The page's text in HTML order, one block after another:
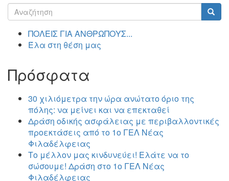
Φόρμα
αναζήτησης
ΠΟΛΕΙΣ ΓΙΑ ΑΝΘΡΩΠΟΥΣ...
Έλα στη θέση μας
Πρόσφατα
30 χιλιόμετρα την ώρα ανώτατο όριο της
πόλης: να μείνει και να επεκταθεί
Δράση οδικής ασφάλειας με περιβαλλοντικές
προεκτάσεις από το 1ο ΓΕΛ Νέας
Φιλαδέλφειας
Το μέλλον μας κινδυνεύει! Ελάτε να το
σώσουμε! Δράση στο 1ο ΓΕΛ Νέας
Φιλαδέλφειας